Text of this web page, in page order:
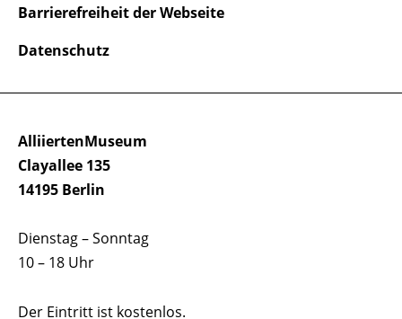
AlliiertenMuseum
Clayallee 135
14195 Berlin
Dienstag – Sonntag
10 – 18 Uhr
Der Eintritt ist kostenlos.
Barrierefreiheit der Webseite
Datenschutz